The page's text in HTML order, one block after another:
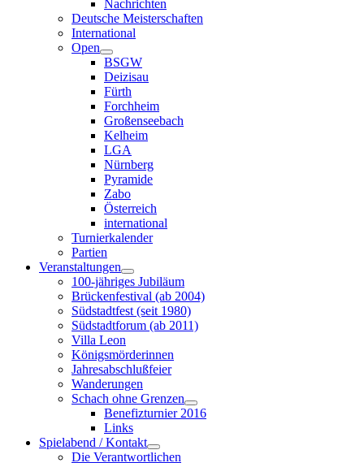
Nachrichten
Deutsche Meisterschaften
International
Open
BSGW
Deizisau
Fürth
Forchheim
Großenseebach
Kelheim
LGA
Nürnberg
Pyramide
Zabo
Österreich
international
Turnierkalender
Partien
Veranstaltungen
100-jähriges Jubiläum
Brückenfestival (ab 2004)
Südstadtfest (seit 1980)
Südstadtforum (ab 2011)
Villa Leon
Königsmörderinnen
Jahresabschlußfeier
Wanderungen
Schach ohne Grenzen
Benefizturnier 2016
Links
Spielabend / Kontakt
Die Verantwortlichen